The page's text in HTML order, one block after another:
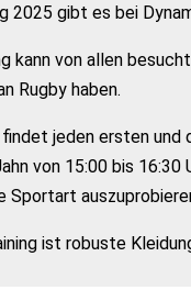
2025 gibt es bei
kann von allen
Rugby haben.
jeden ersten und
von 15:00 bis
Sportart
ist robuste